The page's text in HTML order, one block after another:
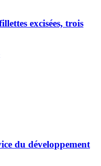
excisées, trois
du développement